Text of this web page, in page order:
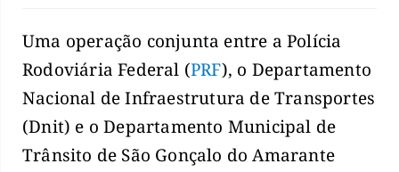
Uma operação conjunta entre a Polícia
Rodoviária Federal (PRF), o Departamento
Nacional de Infraestrutura de Transportes
(Dnit) e o Departamento Municipal de
Trânsito de São Gonçalo do Amarante